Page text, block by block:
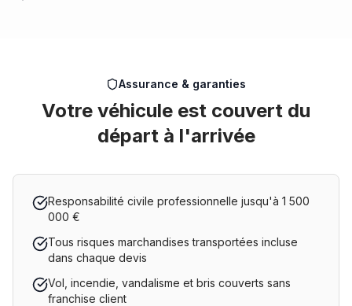
Assurance & garanties
Votre véhicule est couvert du
départ à l'arrivée
Responsabilité civile professionnelle jusqu'à 1 500
000 €
Tous risques marchandises transportées incluse
dans chaque devis
Vol, incendie, vandalisme et bris couverts sans
franchise client